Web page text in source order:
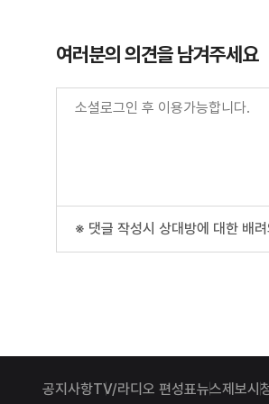
여러분의 의견을 남겨주세요
※ 댓글 작성시 상대방에 대한 배
공지사항TV/라디오 편성표뉴스제보시